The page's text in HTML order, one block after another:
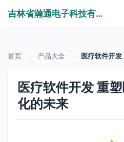
吉林省瀚通电子科技有限公司
首页 产品大全 医疗软件开
医疗软件开发 重
化的未来